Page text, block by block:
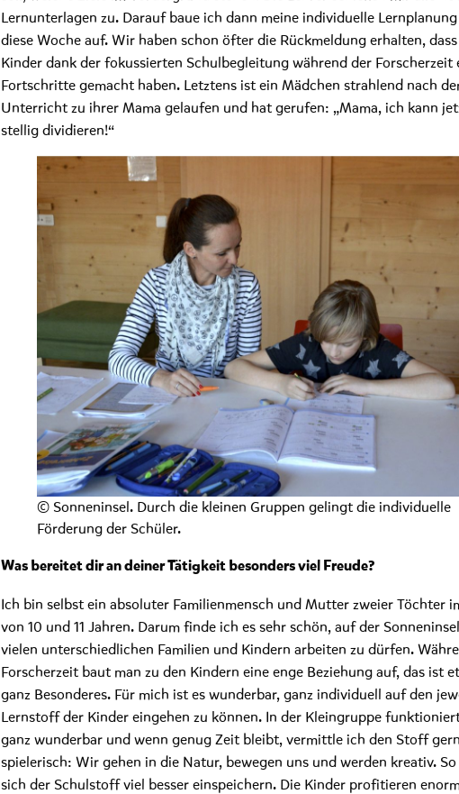
Lernunterlagen zu. Darauf baue ich dann meine individuelle
diese Woche auf. Wir haben schon öfter die Rückmeldung erhalten,
Kinder dank der fokussierten Schulbegleitung während der Forscherzeit
Fortschritte gemacht haben. Letztens ist ein Mädchen strahlend nach
Unterricht zu ihrer Mama gelaufen und hat gerufen: „Mama, ich kann
stellig dividieren!“
© Sonneninsel. Durch die kleinen Gruppen gelingt die individuelle
Förderung der Schüler.
Was bereitet dir an deiner Tätigkeit besonders viel Freude?
Ich bin selbst ein absoluter Familienmensch und Mutter zweier Töchter
von 10 und 11 Jahren. Darum finde ich es sehr schön, auf der
vielen unterschiedlichen Familien und Kindern arbeiten zu dürfen.
Forscherzeit baut man zu den Kindern eine enge Beziehung auf, das ist
ganz Besonderes. Für mich ist es wunderbar, ganz individuell auf den
Lernstoff der Kinder eingehen zu können. In der Kleingruppe
ganz wunderbar und wenn genug Zeit bleibt, vermittle ich den Stoff
spielerisch: Wir gehen in die Natur, bewegen uns und werden kreativ.
sich der Schulstoff viel besser einspeichern. Die Kinder profitieren